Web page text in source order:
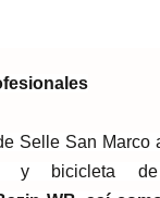
Selle San Marco
y bicicleta de